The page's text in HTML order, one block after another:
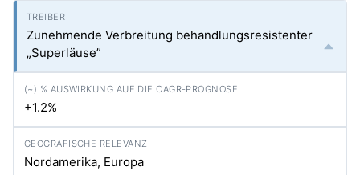
Zunehmende Verbreitung behandlungsresistenter
„Superläuse”
+1.2%
Nordamerika, Europa